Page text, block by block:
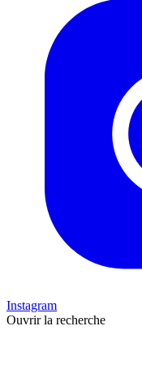
Instagram
Ouvrir la recherche